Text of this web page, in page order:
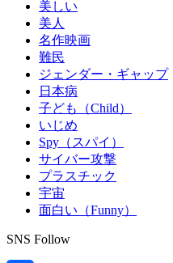
美しい
美人
名作映画
難民
ジェンダー・ギャップ
日本病
子ども（Child）
いじめ
Spy（スパイ）
サイバー攻撃
プラスチック
宇宙
面白い（Funny）
SNS Follow